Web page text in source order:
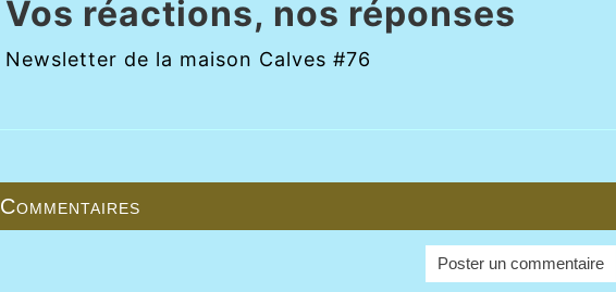
Vos réactions, nos réponses
Newsletter de la maison Calves #76
Commentaires
Poster un commentaire